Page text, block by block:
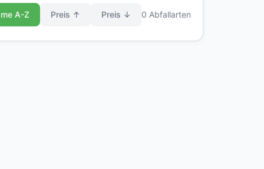
A-Z Preis ↑ Preis ↓ 0 Abfallarten